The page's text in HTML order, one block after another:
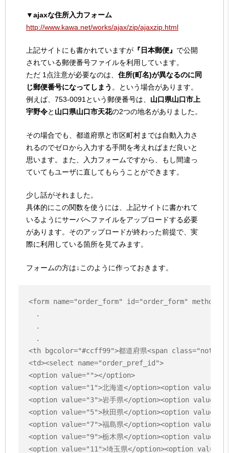
▼ajaxな住所入力フォーム
http://www.kawa.net/works/ajax/zip/ajaxzip.html
上記サイトにも書かれていますが 『日本郵便』 で公開
されている郵便番号ファイルを利用しています。
ただ 1点注意が必要なのは、 住所(町名)が異なるのに同
じ郵便番号になってしまう 。という場合があります。
例えば、753-0091という郵便番号は、 山口県山口市上
宇野令と 山口県山口市天花の2つの地名がありました。
その場合でも、都道府県と市区町村までは自動入力さ
れるのでゼロから入力する手間を考えればまだ良いと
思います。また、入力フォームですから、もし間違っ
ていてもユーザに直してもらうことができます。
少し話がそれました。
具体的にこの関数を使うには、上記サイトに書かれて
いるようにサーバへファイルをアップロードする必要
があります。そのアップロードが終わった前提で、実
際に利用している箇所を見てみます。
フォームの方は↓このように作っておきます。
<form name="order_form" id="order_form"
.
.
.
<th bgcolor="#ccff99">都道府県<span
<td><select name="order_pref_id">
<option value=""></option>
<option value="1">北海道</option><option
<option value="3">岩手県</option><option
<option value="5">秋田県</option><option
<option value="7">福島県</option><option
<option value="9">栃木県</option><option
<option value="11">埼玉県</option><option